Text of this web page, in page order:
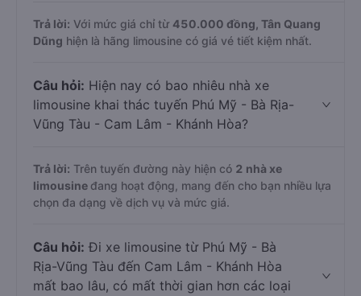
Trả lời: Với mức giá chỉ từ 450.000 đồng, Tân Quang
Dũng hiện là hãng limousine có giá vé tiết kiệm nhất.
Câu hỏi: Hiện nay có bao nhiêu nhà xe
limousine khai thác tuyến Phú Mỹ - Bà Rịa-
Vũng Tàu - Cam Lâm - Khánh Hòa?
Trả lời: Trên tuyến đường này hiện có 2 nhà xe
limousine đang hoạt động, mang đến cho bạn nhiều lựa
chọn đa dạng về dịch vụ và mức giá.
Câu hỏi: Đi xe limousine từ Phú Mỹ - Bà
Rịa-Vũng Tàu đến Cam Lâm - Khánh Hòa
mất bao lâu, có mất thời gian hơn các loại